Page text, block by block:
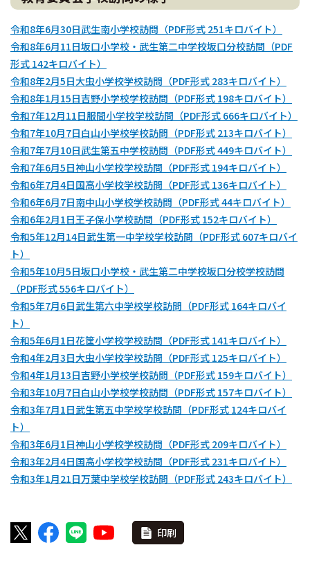
令和8年6月30日武生南小学校訪問（PDF形式 251キロバイト）
令和8年6月11日坂口小学校・武生第二中学校坂口分校訪問（PDF
形式 142キロバイト）
令和8年2月5日大虫小学校学校訪問（PDF形式 283キロバイト）
令和8年1月15日吉野小学校学校訪問（PDF形式 198キロバイト）
令和7年12月11日服間小学校学校訪問（PDF形式 666キロバイト）
令和7年10月7日白山小学校学校訪問（PDF形式 213キロバイト）
令和7年7月10日武生第五中学校訪問（PDF形式 449キロバイト）
令和7年6月5日神山小学校学校訪問（PDF形式 194キロバイト）
令和6年7月4日国高小学校学校訪問（PDF形式 136キロバイト）
令和6年6月7日南中山小学校学校訪問（PDF形式 44キロバイト）
令和6年2月1日王子保小学校訪問（PDF形式 152キロバイト）
令和5年12月14日武生第一中学校学校訪問（PDF形式 607キロバイ
ト）
令和5年10月5日坂口小学校・武生第二中学校坂口分校学校訪問
（PDF形式 556キロバイト）
令和5年7月6日武生第六中学校学校訪問（PDF形式 164キロバイ
ト）
令和5年6月1日花筐小学校学校訪問（PDF形式 141キロバイト）
令和4年2月3日大虫小学校学校訪問（PDF形式 125キロバイト）
令和4年1月13日吉野小学校学校訪問（PDF形式 159キロバイト）
令和3年10月7日白山小学校学校訪問（PDF形式 157キロバイト）
令和3年7月1日武生第五中学校学校訪問（PDF形式 124キロバイ
ト）
令和3年6月1日神山小学校学校訪問（PDF形式 209キロバイト）
令和3年2月4日国高小学校学校訪問（PDF形式 231キロバイト）
令和3年1月21日万葉中学校学校訪問（PDF形式 243キロバイト）
印刷